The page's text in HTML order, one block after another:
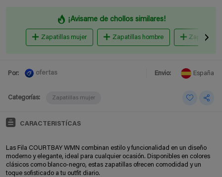
¡Avisame de chollos similares!
Zapatillas mujer Zapatillas hombre Zapatillas
Por: ofertas Envio: España
Categorías: Zapatillas mujer
CARACTERISTÍCAS
Las Fila COURTBAY WMN combinan estilo y funcionalidad en un diseño
moderno y elegante, ideal para cualquier ocasión. Disponibles en colores
clásicos como blanco-negro, estas zapatillas ofrecen comodidad y un
toque sofisticado a tu outfit diario.